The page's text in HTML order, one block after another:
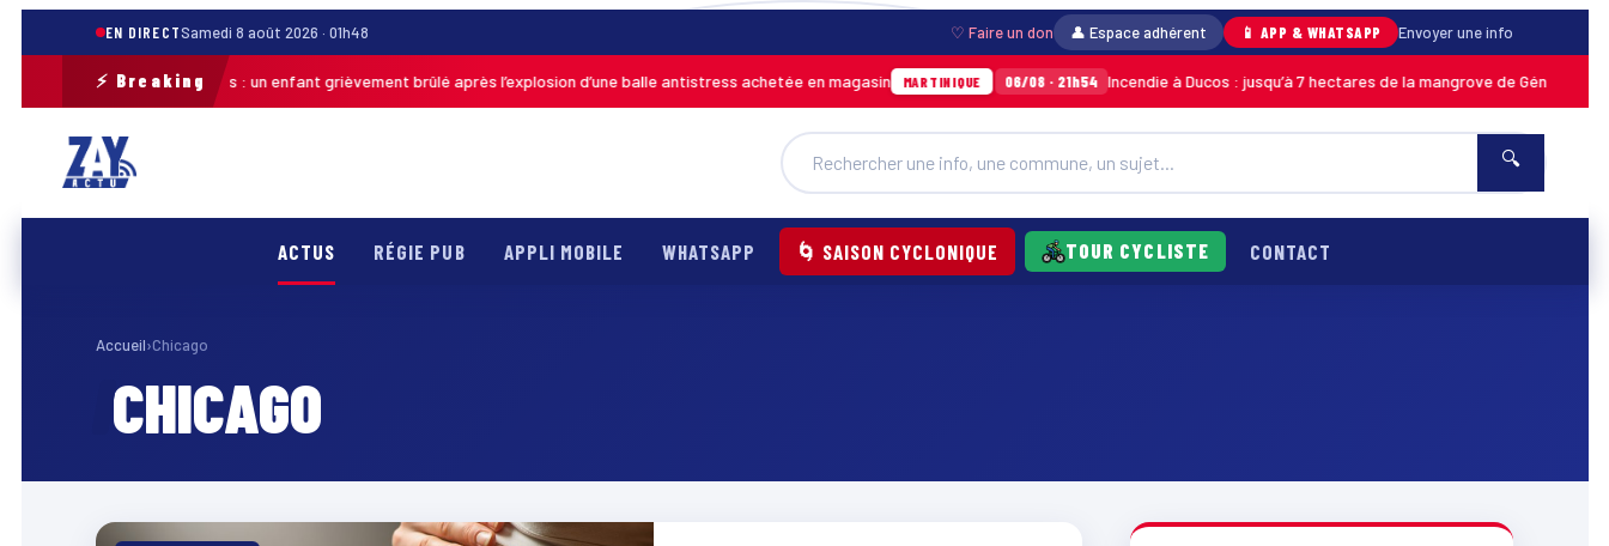
EN DIRECTSamedi 8 août 2026 · 01h48 ♡ Faire un don 👤 Espace adhérent 📱 APP & WHATSAPP Envoyer une info
⚡ Breaking
Pas-de-Calais : un enfant grièvement brûlé après l’explosion d’une balle antistress achetée en magasin MARTINIQUE 06/08 · 21h54 Incendie à Ducos : jusqu’à 7 hectares de la mangrove de Génipa
🔍
ACTUS RÉGIE PUB APPLI MOBILE WHATSAPP 🌀 SAISON CYCLONIQUE TOUR CYCLISTE CONTACT
Accueil›Chicago
CHICAGO